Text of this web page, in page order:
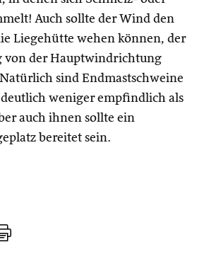
Auch sollte der Wind den
Liegehütte wehen können, der
von der Hauptwindrichtung
sind Endmastschweine
weniger empfindlich als
auch ihnen sollte ein
bereitet sein.